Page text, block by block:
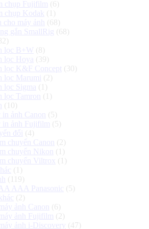
chụp Fujifilm (6)
chụp Kodak (1)
máy ảnh
(68)
gắn SmallRig (68)
lọc B+W (8)
lọc Hoya (39)
lọc K&F Concept (30)
lọc Marumi (2)
lọc Sigma (1)
lọc Tamron
(1)
(10)
ảnh Canon
(5)
in ảnh Fujifilm (5)
đổi (4)
chuyển Canon
(2)
chuyển Nikon
(1)
chuyển Viltrox (1)
(1)
(119)
AAA Panasonic (5)
(2)
ảnh Canon
(6)
ảnh Fujifilm (2)
ảnh i-Discovery (47)